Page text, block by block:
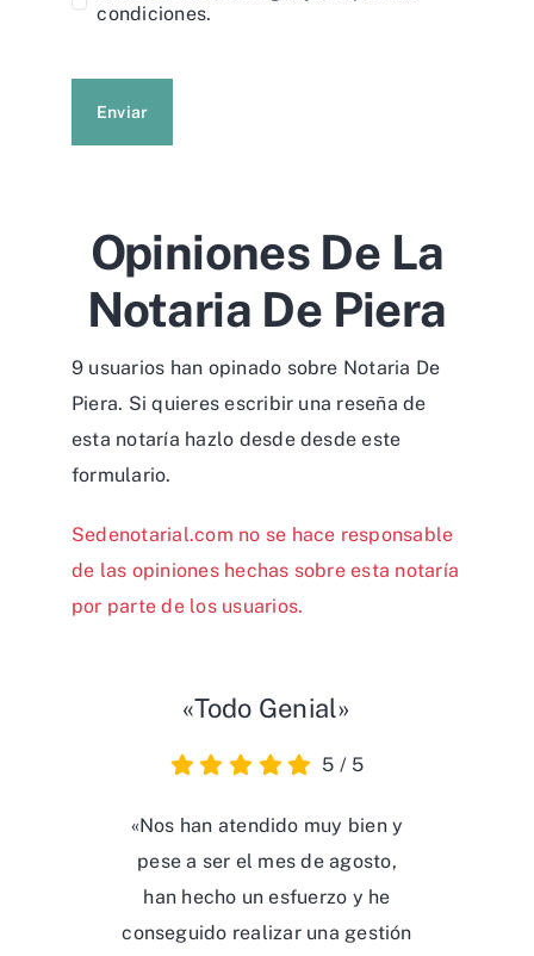
condiciones.
Enviar
Opiniones De La
Notaria De Piera
9 usuarios han opinado sobre Notaria De
Piera. Si quieres escribir una reseña de
esta notaría hazlo desde desdeeste
formulario.
Sedenotarial.com no se hace responsable
de las opiniones hechas sobre esta notaría
por parte de los usuarios.
«Todo Genial»
5 / 5
«Nos han atendido muy bien y
pese a ser el mes de agosto,
han hecho un esfuerzo y he
conseguido realizar una gestión